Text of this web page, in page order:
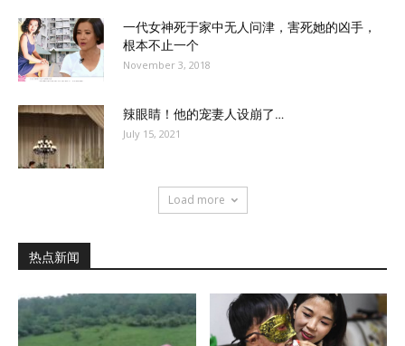
一代女神死于家中无人问津，害死她的凶手，
根本不止一个
November 3, 2018
辣眼睛！他的宠妻人设崩了…
July 15, 2021
Load more
热点新闻